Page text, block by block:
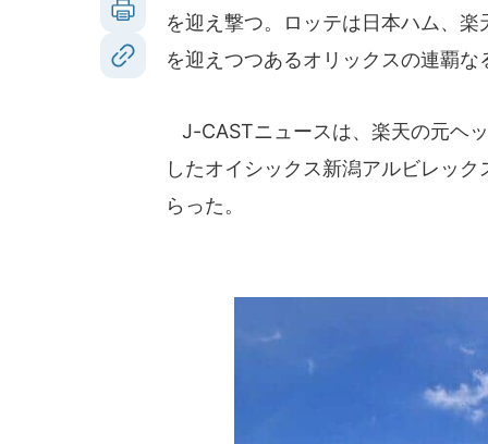
を迎え撃つ。ロッテは日本ハム、
を迎えつつあるオリックスの連覇な
J-CASTニュースは、楽天の元ヘ
したオイシックス新潟アルビレッ
らった。